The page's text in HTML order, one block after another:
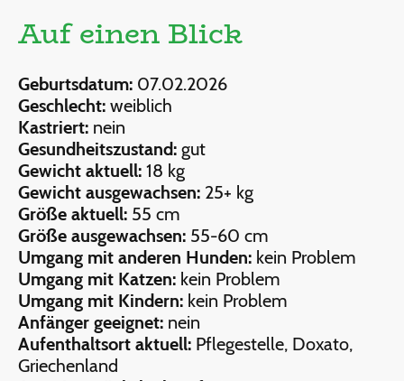
Auf einen Blick
Geburtsdatum: 07.02.2026
Geschlecht: weiblich
Kastriert: nein
Gesundheitszustand: gut
Gewicht aktuell: 18 kg
Gewicht ausgewachsen: 25+ kg
Größe aktuell: 55 cm
Größe ausgewachsen: 55-60 cm
Umgang mit anderen Hunden: kein Problem
Umgang mit Katzen: kein Problem
Umgang mit Kindern: kein Problem
Anfänger geeignet: nein
Aufenthaltsort aktuell: Pflegestelle, Doxato,
Griechenland